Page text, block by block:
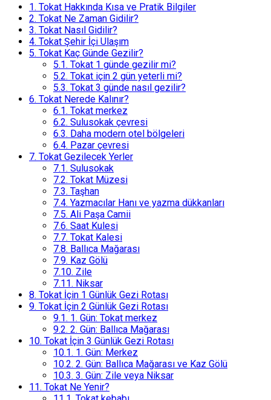
1. Tokat Hakkında Kısa ve Pratik Bilgiler
2. Tokat Ne Zaman Gidilir?
3. Tokat Nasıl Gidilir?
4. Tokat Şehir İçi Ulaşım
5. Tokat Kaç Günde Gezilir?
5.1. Tokat 1 günde gezilir mi?
5.2. Tokat için 2 gün yeterli mi?
5.3. Tokat 3 günde nasıl gezilir?
6. Tokat Nerede Kalınır?
6.1. Tokat merkez
6.2. Sulusokak çevresi
6.3. Daha modern otel bölgeleri
6.4. Pazar çevresi
7. Tokat Gezilecek Yerler
7.1. Sulusokak
7.2. Tokat Müzesi
7.3. Taşhan
7.4. Yazmacılar Hanı ve yazma dükkanları
7.5. Ali Paşa Camii
7.6. Saat Kulesi
7.7. Tokat Kalesi
7.8. Ballıca Mağarası
7.9. Kaz Gölü
7.10. Zile
7.11. Niksar
8. Tokat İçin 1 Günlük Gezi Rotası
9. Tokat İçin 2 Günlük Gezi Rotası
9.1. 1. Gün: Tokat merkez
9.2. 2. Gün: Ballıca Mağarası
10. Tokat İçin 3 Günlük Gezi Rotası
10.1. 1. Gün: Merkez
10.2. 2. Gün: Ballıca Mağarası ve Kaz Gölü
10.3. 3. Gün: Zile veya Niksar
11. Tokat Ne Yenir?